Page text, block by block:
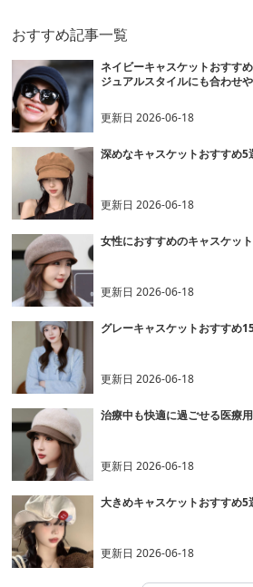
おすすめ記事一覧
ネイビーキャスケットおすす
ジュアルスタイルにも合わせ
更新日2026-06-18
深めなキャスケットおすすめ5
更新日2026-06-18
女性におすすめのキャスケッ
更新日2026-06-18
グレーキャスケットおすすめ
更新日2026-06-18
治療中も快適に過ごせる医療
更新日2026-06-18
大きめキャスケットおすすめ5
更新日2026-06-18